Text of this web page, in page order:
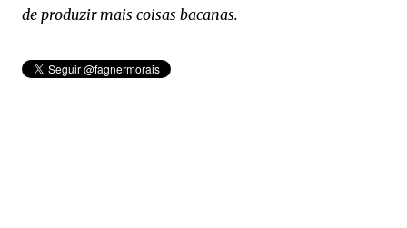
de produzir mais coisas bacanas.